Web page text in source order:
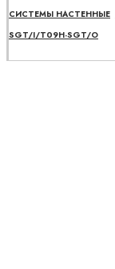
СИСТЕМЫ НАСТЕННЫЕ
SGT/I/T09H-SGT/O